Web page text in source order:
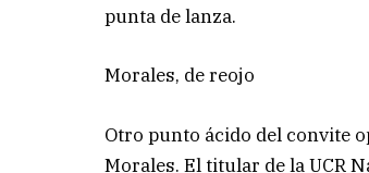
punta de lanza.
Morales, de reojo
Otro punto ácido del convite
Morales. El titular de la UCR